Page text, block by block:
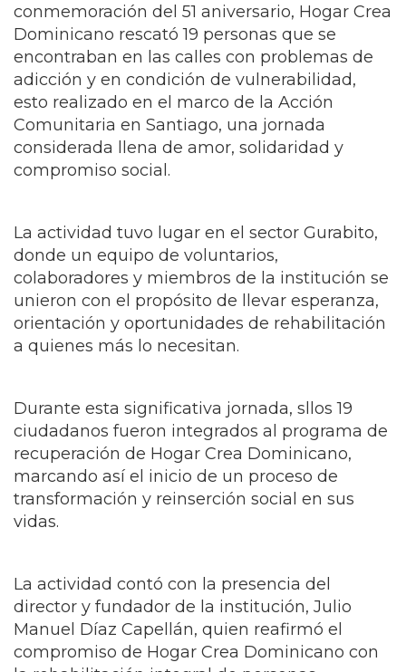
conmemoración del 51 aniversario, Hogar Crea
Dominicano rescató 19 personas que se
encontraban en las calles con problemas de
adicción y en condición de vulnerabilidad,
esto realizado en el marco de la Acción
Comunitaria en Santiago, una jornada
considerada llena de amor, solidaridad y
compromiso social.
La actividad tuvo lugar en el sector Gurabito,
donde un equipo de voluntarios,
colaboradores y miembros de la institución se
unieron con el propósito de llevar esperanza,
orientación y oportunidades de rehabilitación
a quienes más lo necesitan.
Durante esta significativa jornada, sllos 19
ciudadanos fueron integrados al programa de
recuperación de Hogar Crea Dominicano,
marcando así el inicio de un proceso de
transformación y reinserción social en sus
vidas.
La actividad contó con la presencia del
director y fundador de la institución, Julio
Manuel Díaz Capellán, quien reafirmó el
compromiso de Hogar Crea Dominicano con